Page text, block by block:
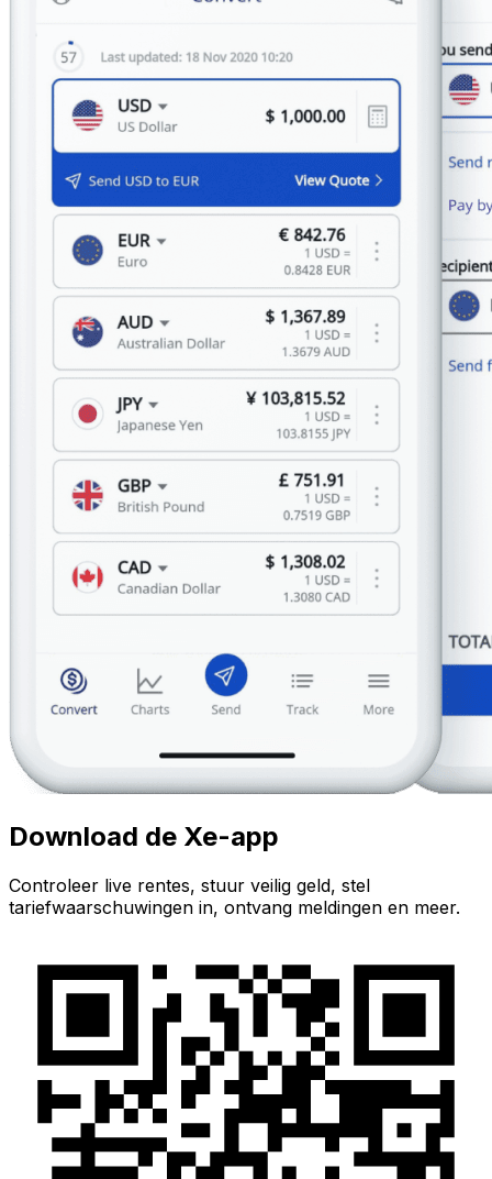
Download de Xe-app
Controleer live rentes, stuur veilig geld, stel
tariefwaarschuwingen in, ontvang meldingen en meer.